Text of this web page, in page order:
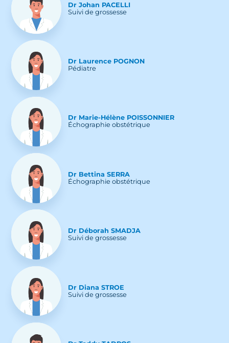
Dr Johan PACELLI
Suivi de grossesse
Dr Laurence POGNON
Pédiatre
Dr Marie-Hélène POISSONNIER
Échographie obstétrique
Dr Bettina SERRA
Échographie obstétrique
Dr Déborah SMADJA
Suivi de grossesse
Dr Diana STROE
Suivi de grossesse